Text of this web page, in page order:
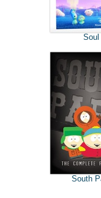
Soul
South